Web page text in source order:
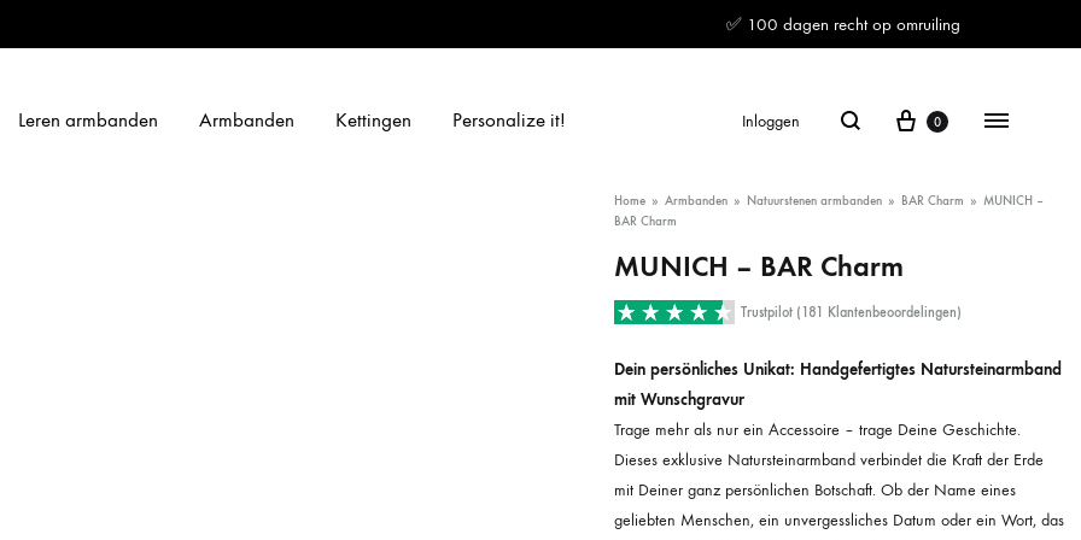
✅ 100 dagen recht op omruiling
Leren armbanden Armbanden Kettingen Personalize it! Inloggen Zoeken Winkelwagen
0 Menu
Home » Armbanden » Natuurstenen armbanden » BAR Charm » MUNICH –
BAR Charm
MUNICH – BAR Charm
Trustpilot (181 Klantenbeoordelingen)
Dein persönliches Unikat: Handgefertigtes Natursteinarmband
mit Wunschgravur
Trage mehr als nur ein Accessoire – trage Deine Geschichte.
Dieses exklusive Natursteinarmband verbindet die Kraft der Erde
mit Deiner ganz persönlichen Botschaft. Ob der Name eines
geliebten Menschen, ein unvergessliches Datum oder ein Wort, das